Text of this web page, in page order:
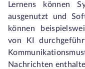
Lernens können
ausgenutzt und
können
von KI
Nachrichten